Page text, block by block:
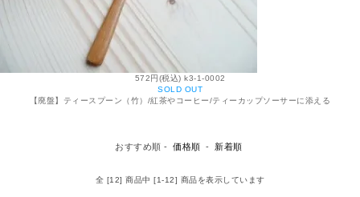
572円(税込) k3-1-0002
SOLD OUT
【廃盤】ティースプーン（竹）/紅茶やコーヒー/ティーカップソーサーに添える
おすすめ順 - 価格順 - 新着順
全 [12] 商品中 [1-12] 商品を表示しています